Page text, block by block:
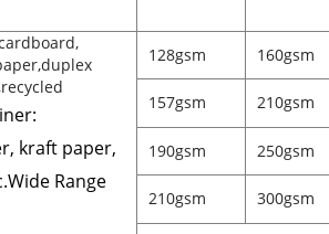
kraft paper,
Range
128gsm 160gsm
157gsm 210gsm
190gsm 250gsm
210gsm 300gsm